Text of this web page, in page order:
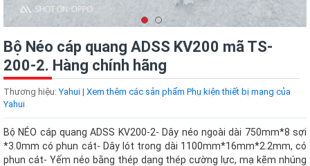
Bộ Néo cáp quang ADSS KV200 mã TS-
200-2. Hàng chính hãng
Thương hiệu:Yahui | Xem thêm các sản phẩm Phụ kiện thiết bị mạng của
Yahui
Bộ NÉO cáp quang ADSS KV200-2- Dây néo ngoài dài 750mm*8 sợi
*3.0mm có phun cát- Dây lót trong dài 1100mm*16mm*2.2mm, có
phun cát- Yếm néo bằng thép dạng thép cường lực, mạ kẽm nhúng